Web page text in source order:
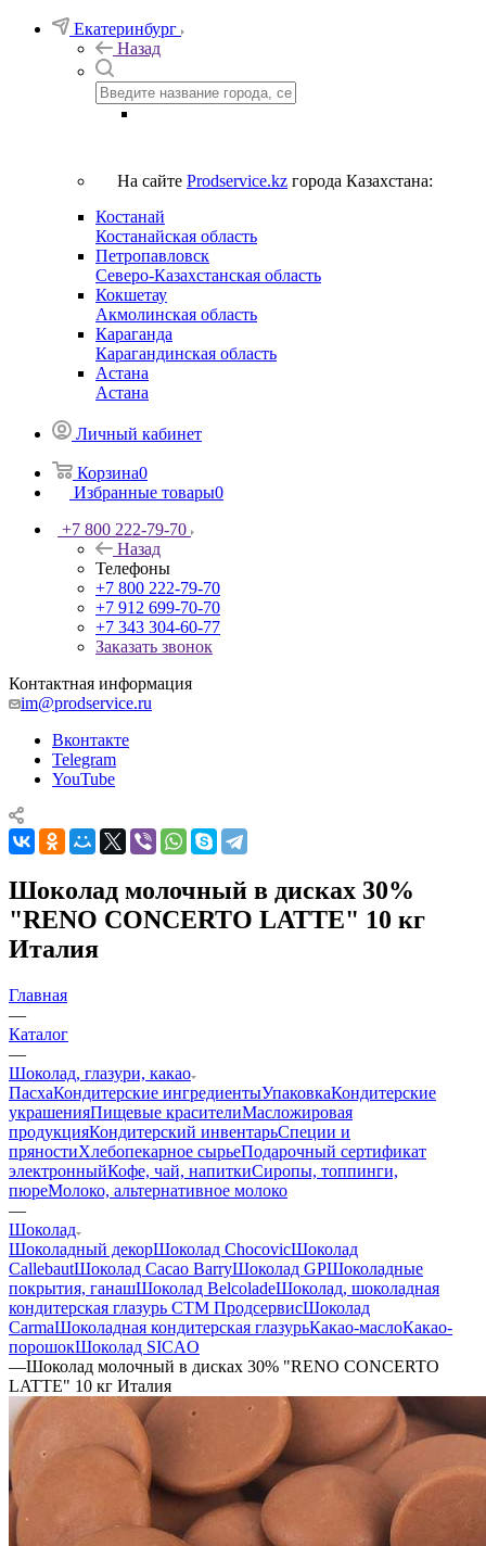
Екатеринбург
Назад
На сайте Prodservice.kz города Казахстана:
Костанай
Костанайская область
Петропавловск
Северо-Казахстанская область
Кокшетау
Акмолинская область
Караганда
Карагандинская область
Астана
Астана
Личный кабинет
Корзина0
Избранные товары0
+7 800 222-79-70
Назад
Телефоны
+7 800 222-79-70
+7 912 699-70-70
+7 343 304-60-77
Заказать звонок
Контактная информация
im@prodservice.ru
Вконтакте
Telegram
YouTube
Шоколад молочный в дисках 30%
"RENO CONCERTO LATTE" 10 кг
Италия
Главная
—
Каталог
—
Шоколад, глазури, какао
ПасхаКондитерские ингредиентыУпаковкаКондитерские
украшенияПищевые красителиМасложировая
продукцияКондитерский инвентарьСпеции и
пряностиХлебопекарное сырьеПодарочный сертификат
электронныйКофе, чай, напиткиСиропы, топпинги,
пюреМолоко, альтернативное молоко
—
Шоколад
Шоколадный декорШоколад ChocovicШоколад
CallebautШоколад Cacao BarryШоколад GPШоколадные
покрытия, ганашШоколад BelcoladeШоколад, шоколадная
кондитерская глазурь СТМ ПродсервисШоколад
CarmaШоколадная кондитерская глазурьКакао-маслоКакао-
порошокШоколад SICAO
—Шоколад молочный в дисках 30% "RENO CONCERTO
LATTE" 10 кг Италия